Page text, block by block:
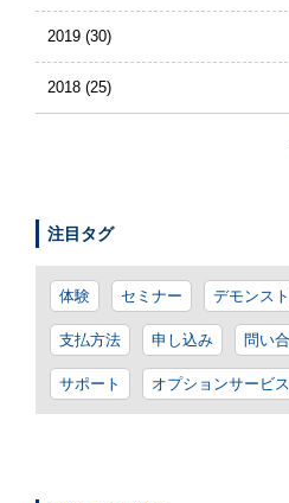
2019 (30)
2018 (25)
注目タグ
体験 セミナー デモンス
支払方法 申し込み 問い
サポート オプションサービス